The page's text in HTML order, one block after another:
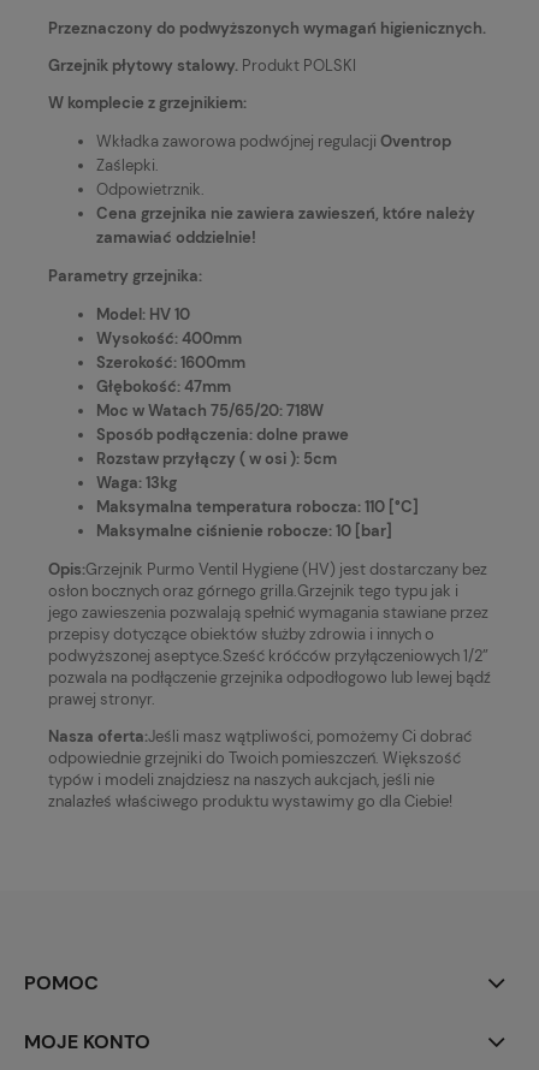
Przeznaczony do podwyższonych wymagań higienicznych.
Grzejnik płytowy stalowy. Produkt POLSKI
W komplecie z grzejnikiem:
Wkładka zaworowa podwójnej regulacji Oventrop
Zaślepki.
Odpowietrznik.
Cena grzejnika nie zawiera zawieszeń, które należy
zamawiać oddzielnie!
Parametry grzejnika:
Model: HV 10
Wysokość: 400mm
Szerokość: 1600mm
Głębokość: 47mm
Moc w Watach 75/65/20: 718W
Sposób podłączenia: dolne prawe
Rozstaw przyłączy ( w osi ): 5cm
Waga: 13kg
Maksymalna temperatura robocza: 110 [°C]
Maksymalne ciśnienie robocze: 10 [bar]
Opis:Grzejnik Purmo Ventil Hygiene (HV) jest dostarczany bez
osłon bocznych oraz górnego grilla.Grzejnik tego typu jak i
jego zawieszenia pozwalają spełnić wymagania stawiane przez
przepisy dotyczące obiektów służby zdrowia i innych o
podwyższonej aseptyce.Sześć króćców przyłączeniowych 1/2”
pozwala na podłączenie grzejnika odpodłogowo lub lewej bądź
prawej stronyr.
Nasza oferta:Jeśli masz wątpliwości, pomożemy Ci dobrać
odpowiednie grzejniki do Twoich pomieszczeń. Większość
typów i modeli znajdziesz na naszych aukcjach, jeśli nie
znalazłeś właściwego produktu wystawimy go dla Ciebie!
POMOC
MOJE KONTO